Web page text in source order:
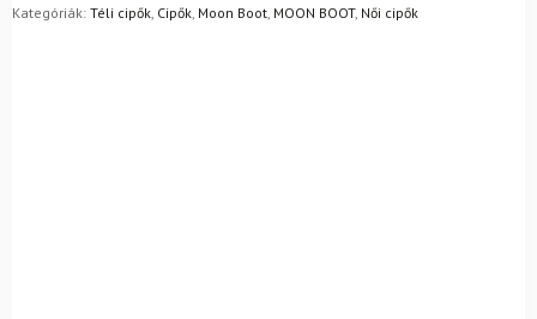
Mik a visszaküldés feltételei?
Kategóriák: Téli cipők Cipők Moon Boot MOON BOOT, Női cipők